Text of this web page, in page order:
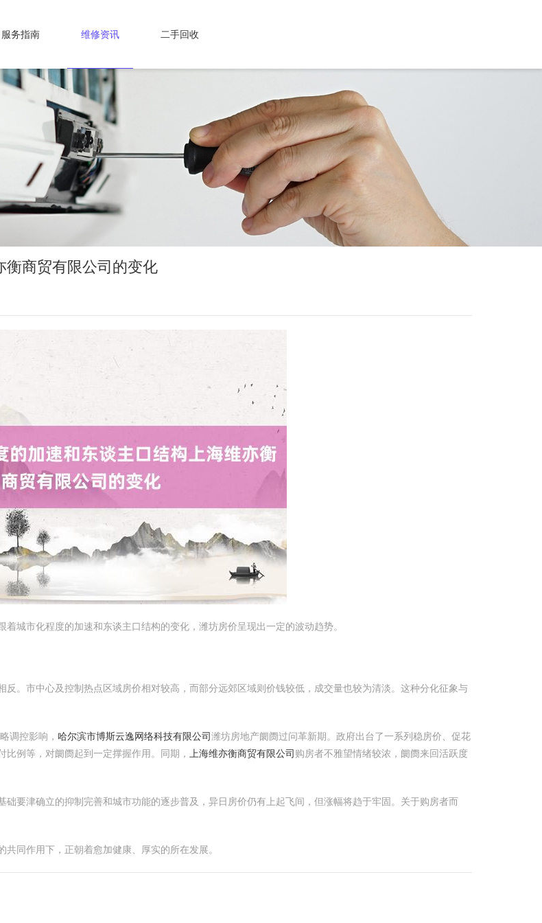
服务指南 维修资讯 二手回收
衡商贸有限公司的变化
城市化程度的加速和东谈主口结构的变化，潍坊房价呈现出一定的波动趋势。
。市中心及控制热点区域房价相对较高，而部分远郊区域则价钱较低，成交量也较为清淡。这种分化征象与
调控影响， 哈尔滨市博斯云逸网络科技有限公司潍坊房地产阛阓过问革新期。政府出台了一系列稳房价、促花
比例等，对阛阓起到一定撑握作用。同期， 上海维亦衡商贸有限公司 购房者不雅望情绪较浓，阛阓来回活跃度
要津确立的抑制完善和城市功能的逐步普及，异日房价仍有上起飞间，但涨幅将趋于牢固。关于购房者而
同作用下，正朝着愈加健康、厚实的所在发展。